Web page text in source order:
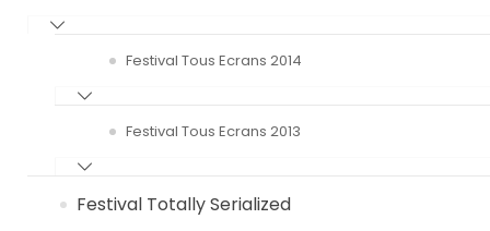
Festival Tous Ecrans 2014
Festival Tous Ecrans 2013
Festival Totally Serialized